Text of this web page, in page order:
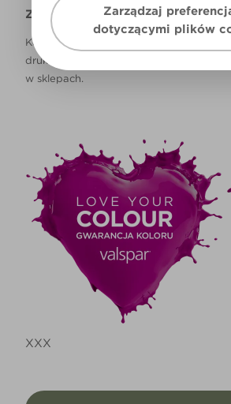
Zarządzaj
dotyczącymi plików
Zastrzeżenie
Kolory, które są widoczne na monitorze
drukowane, mogą się różnić od
w sklepach.
XXX